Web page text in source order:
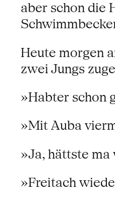
aber schon die
Heute morgen
zwei Jungs
»Habter schon
»Mit Auba
»Ja, hättste ma
»Freitach